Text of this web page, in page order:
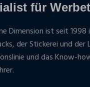
für
Dimension ist seit 1998
der Stickerei und
und das Know-